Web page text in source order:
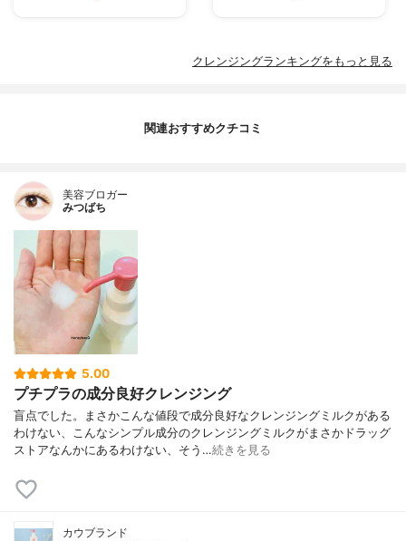
クレンジングランキングをもっと見る
関連おすすめクチコミ
美容ブロガー
みつばち
5.00
プチプラの成分良好クレンジング
盲点でした。まさかこんな値段で成分良好なクレンジングミルクがある
わけない、こんなシンプル成分のクレンジングミルクがまさかドラッグ
ストアなんかにあるわけない、そう…続きを見る
カウブランド